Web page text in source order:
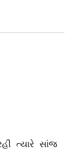
ત્યારે સાંજ